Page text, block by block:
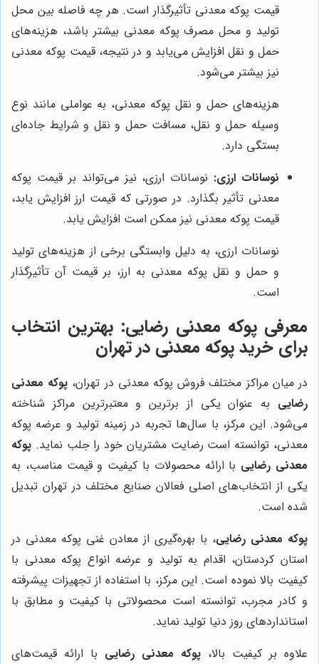
قیمت پوکه معدنی تأثیرگذار است. هر چه فاصله بین محل
تولید و محل مصرف پوکه معدنی بیشتر باشد، هزینه‌های
حمل و نقل افزایش می‌یابد و در نتیجه، قیمت پوکه معدنی
نیز بیشتر می‌شود.
هزینه‌های حمل و نقل پوکه معدنی، به عواملی مانند نوع
وسیله حمل و نقل، مسافت حمل و نقل و شرایط جاده‌ای
بستگی دارد.
نوسانات ارزی: نوسانات ارزی، نیز می‌تواند بر قیمت پوکه
معدنی تأثیر بگذارد. در صورتی که قیمت ارز افزایش یابد،
قیمت پوکه معدنی نیز ممکن است افزایش یابد.
نوسانات ارزی، به دلیل وابستگی برخی از هزینه‌های تولید
و حمل و نقل پوکه معدنی به ارز، بر قیمت آن تأثیرگذار
است.
معرفیپوکه معدنی رضایی: بهترین انتخاب
برای خرید پوکه معدنی در تهران
در میان مراکز مختلف فروش پوکه معدنی در تهران، پوکه معدنی
رضایی به عنوان یکی از برترین و معتبرترین مراکز شناخته
می‌شود. این مرکز، با سال‌ها تجربه در زمینه تولید و عرضه پوکه
معدنی، توانسته است رضایت مشتریان خود را جلب نماید. پوکه
معدنی رضایی با ارائه محصولات با کیفیت و قیمت مناسب، به
یکی از انتخاب‌های اصلی فعالان صنایع مختلف در تهران تبدیل
شده است.
پوکه معدنی رضایی، با بهره‌گیری از معادن غنی پوکه معدنی در
استان کردستان، اقدام به تولید و عرضه انواع پوکه معدنی با
کیفیت بالا نموده است. این مرکز، با استفاده از تجهیزات پیشرفته
و کادر مجرب، توانسته است محصولاتی با کیفیت و مطابق با
استانداردهای روز دنیا تولید نماید.
علاوه بر کیفیت بالا، پوکه معدنی رضایی با ارائه قیمت‌های